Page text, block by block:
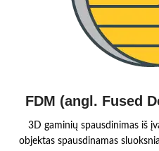
FDM (angl. Fused
3D gaminių spausdinimas iš
objektas spausdinamas